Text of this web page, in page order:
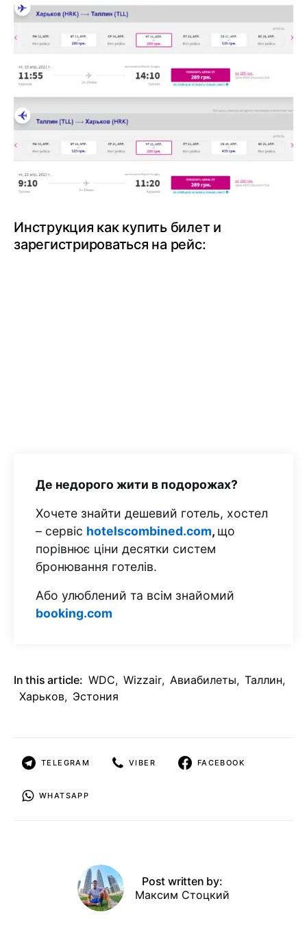
Инструкция как купить билет и
зарегистрироваться на рейс:
Де недорого жити в подорожах?
Хочете знайти дешевий готель, хостел
– сервіс hotelscombined.com, що
порівнює ціни десятки систем
бронювання готелів.
Або улюблений та всім знайомий
booking.com
In this article: WDC, Wizzair, Авиабилеты, Таллин,
Харьков, Эстония
TELEGRAM VIBER FACEBOOK
WHATSAPP
Post written by:
Максим Стоцкий